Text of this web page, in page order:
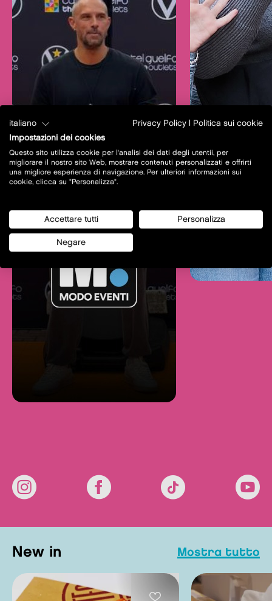
new in mostra tutto
italiano Privacy Policy
Politica sui cookie
Impostazioni dei cookies
Questo sito utilizza cookie per l'analisi dei dati degli utentii, per
migliorare il nostro sito Web, mostrare contenuti personalizzati e offrirti
una migliore esperienza di navigazione. Per ulteriori informazioni sui
cookie, clicca su "Personalizza".
Accettare tutti Personalizza
Negare